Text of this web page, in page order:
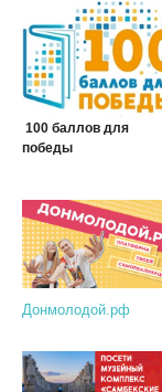
100 баллов для
победы
Донмолодой.рф